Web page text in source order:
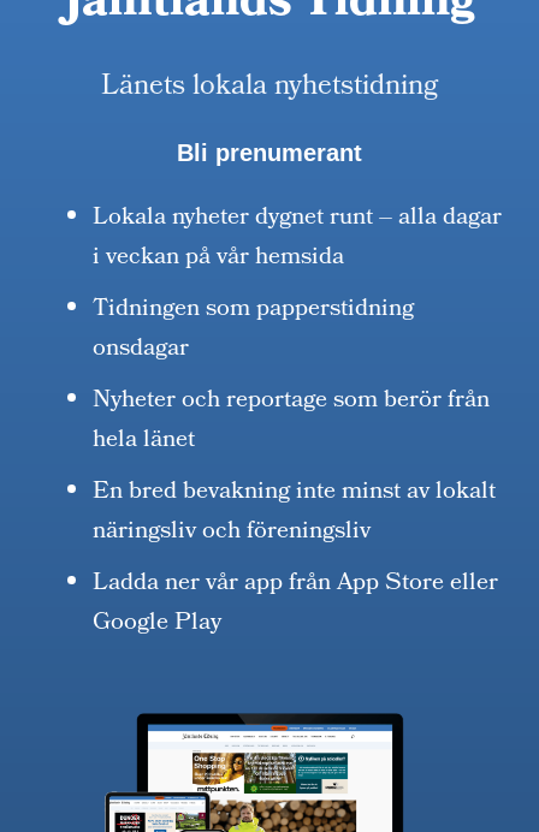
Länets lokala nyhetstidning
Bli prenumerant
Lokala nyheter dygnet runt – alla dagar
i veckan på vår hemsida
Tidningen som papperstidning
onsdagar
Nyheter och reportage som berör från
hela länet
En bred bevakning inte minst av lokalt
näringsliv och föreningsliv
Ladda ner vår app från App Store eller
Google Play